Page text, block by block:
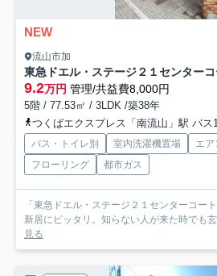
NEW
流山市加
東急ドエル・ステージ２１センター
9.2万円 管理/共益費8,000円
5階 / 77.53㎡ / 3LDK /築38年
つくばエクスプレス「南流山」駅 バス11分
バス・トイレ別 室内洗濯機置場 エア
フローリング
都市ガス
「東急ドエル・ステージ２１センターコー
新居にピッタリ。知らない人が来た時でも
見る